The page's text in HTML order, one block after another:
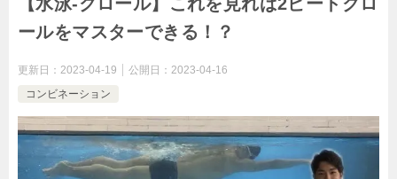
ールをマスターできる！？
更新日： 2023-04-19 公開日： 2023-04-16
コンビネーション